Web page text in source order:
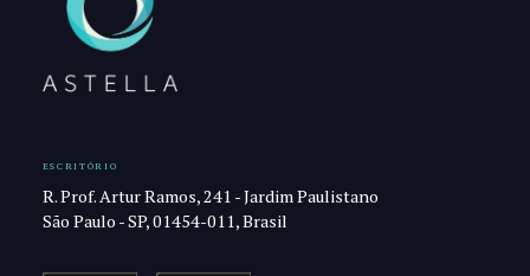
ESCRITÓRIO
R. Prof. Artur Ramos, 241 - Jardim Paulistano
São Paulo - SP, 01454-011, Brasil